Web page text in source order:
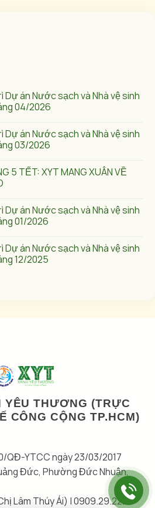
Dự án Nước sạch và Nhà vệ sinh
04/2026
Dự án Nước sạch và Nhà vệ sinh
03/2026
5 TẾT: XYT MANG XUÂN VỀ
Dự án Nước sạch và Nhà vệ sinh
01/2026
Dự án Nước sạch và Nhà vệ sinh
12/2025
YÊU THƯƠNG (TRỰC
CÔNG CỘNG TP.HCM)
QĐ-YTCC ngày 23/03/2017
Đức, Phường Đức Nhuận,
Lâm Thúy Ái) | 0909.29.2222